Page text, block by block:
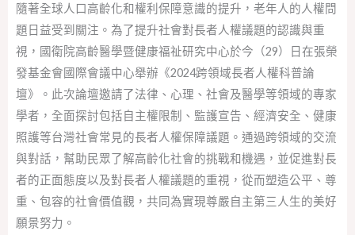
隨著全球人口高齡化和權利保障意識的提升，老年人的人權問
題日益受到關注。為了提升社會對長者人權議題的認識與重
視，國衛院高齡醫學暨健康福祉研究中心於今（29）日在張榮
發基金會國際會議中心舉辦《2024跨領域長者人權科普論
壇》。此次論壇邀請了法律、心理、社會及醫學等領域的專家
學者，全面探討包括自主權限制、監護宣告、經濟安全、健康
照護等台灣社會常見的長者人權保障議題。通過跨領域的交流
與對話，幫助民眾了解高齡化社會的挑戰和機遇，並促進對長
者的正面態度以及對長者人權議題的重視，從而塑造公平、尊
重、包容的社會價值觀，共同為實現尊嚴自主第三人生的美好
願景努力。